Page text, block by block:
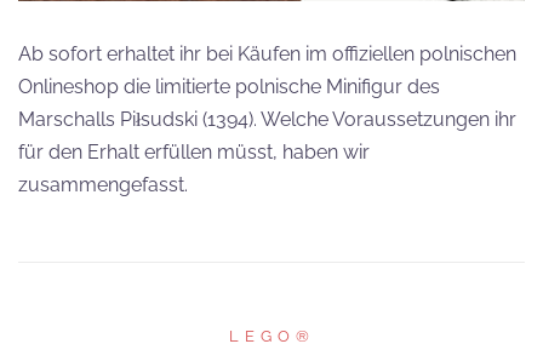
Ab sofort erhaltet ihr bei Käufen im offiziellen polnischen
Onlineshop die limitierte polnische Minifigur des
Marschalls Piłsudski (1394). Welche Voraussetzungen ihr
für den Erhalt erfüllen müsst, haben wir
zusammengefasst.
LEGO®